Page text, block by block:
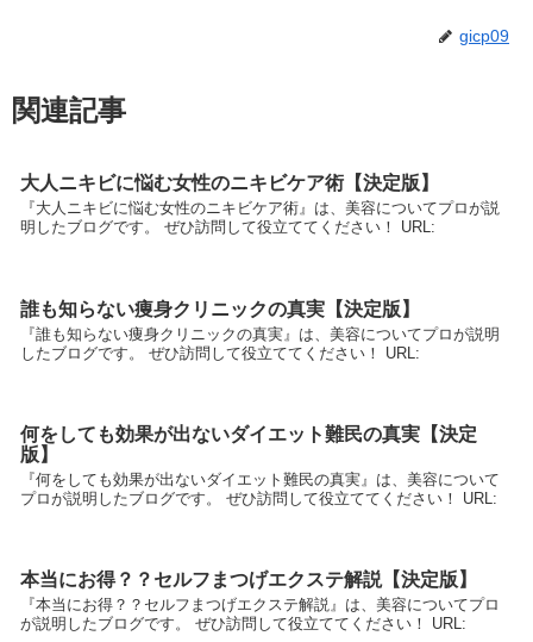
gicp09
関連記事
大人ニキビに悩む女性のニキビケア術【決定版】
『大人ニキビに悩む女性のニキビケア術』は、美容についてプロが説
明したブログです。 ぜひ訪問して役立ててください！ URL:
誰も知らない痩身クリニックの真実【決定版】
『誰も知らない痩身クリニックの真実』は、美容についてプロが説明
したブログです。 ぜひ訪問して役立ててください！ URL:
何をしても効果が出ないダイエット難民の真実【決定
版】
『何をしても効果が出ないダイエット難民の真実』は、美容について
プロが説明したブログです。 ぜひ訪問して役立ててください！ URL:
本当にお得？？セルフまつげエクステ解説【決定版】
『本当にお得？？セルフまつげエクステ解説』は、美容についてプロ
が説明したブログです。 ぜひ訪問して役立ててください！ URL: